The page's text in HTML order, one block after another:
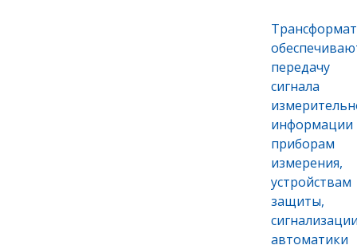
передачу
сигнала
информации
приборам
измерения,
устройствам
защиты,
автоматики